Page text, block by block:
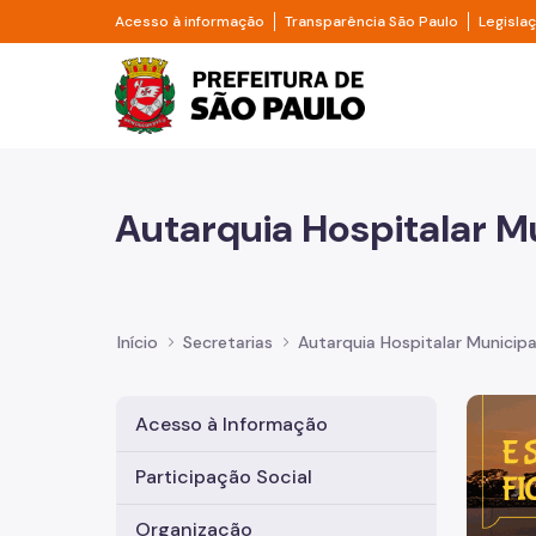
Pular para o Conteúdo principal
Acesso à informação Divisor de acesso à informação
Transparência São Paulo Divisor
Prefeitura de São
Autarquia Hospitalar
Início Secretarias Autarquia Hospitalar
Acesso à Informação
Participação Social
Organização